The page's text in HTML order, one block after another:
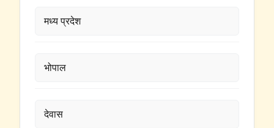
मध्य प्रदेश
भोपाल
देवास